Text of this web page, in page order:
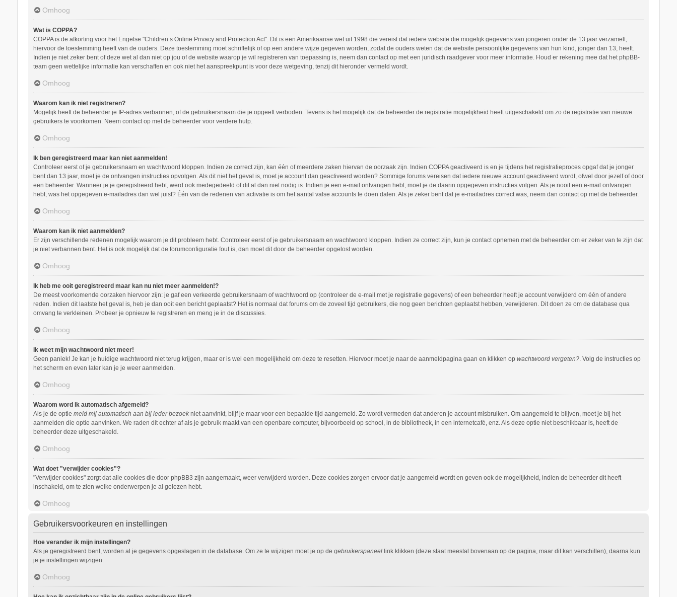
Omhoog
Wat is COPPA?
COPPA is de afkorting voor het Engelse "Children’s Online Privacy and Protection Act". Dit is een Amerikaanse wet uit 1998 die vereist dat iedere website die mogelijk gegevens van jongeren onder de 13 jaar verzamelt,
hiervoor de toestemming heeft van de ouders. Deze toestemming moet schriftelijk of op een andere wijze gegeven worden, zodat de ouders weten dat de website persoonlijke gegevens van hun kind, jonger dan 13, heeft.
Indien je niet zeker bent of deze wet al dan niet op jou of de website waarop je wil registreren van toepassing is, neem dan contact op met een juridisch raadgever voor meer informatie. Houd er rekening mee dat het phpBB-
team geen wettelijke informatie kan verschaffen en ook niet het aanspreekpunt is voor deze wetgeving, tenzij dit hieronder vermeld wordt.
Omhoog
Waarom kan ik niet registreren?
Mogelijk heeft de beheerder je IP-adres verbannen, of de gebruikersnaam die je opgeeft verboden. Tevens is het mogelijk dat de beheerder de registratie mogelijkheid heeft uitgeschakeld om zo de registratie van nieuwe
gebruikers te voorkomen. Neem contact op met de beheerder voor verdere hulp.
Omhoog
Ik ben geregistreerd maar kan niet aanmelden!
Controleer eerst of je gebruikersnaam en wachtwoord kloppen. Indien ze correct zijn, kan één of meerdere zaken hiervan de oorzaak zijn. Indien COPPA geactiveerd is en je tijdens het registratieproces opgaf dat je jonger
bent dan 13 jaar, moet je de ontvangen instructies opvolgen. Als dit niet het geval is, moet je account dan geactiveerd worden? Sommige forums vereisen dat iedere nieuwe account geactiveerd wordt, ofwel door jezelf of door
een beheerder. Wanneer je je geregistreerd hebt, werd ook medegedeeld of dit al dan niet nodig is. Indien je een e-mail ontvangen hebt, moet je de daarin opgegeven instructies volgen. Als je nooit een e-mail ontvangen
hebt, was het opgegeven e-mailadres dan wel juist? Één van de redenen van activatie is om het aantal valse accounts te doen dalen. Als je zeker bent dat je e-mailadres correct was, neem dan contact op met de beheerder.
Omhoog
Waarom kan ik niet aanmelden?
Er zijn verschillende redenen mogelijk waarom je dit probleem hebt. Controleer eerst of je gebruikersnaam en wachtwoord kloppen. Indien ze correct zijn, kun je contact opnemen met de beheerder om er zeker van te zijn dat
je niet verbannen bent. Het is ook mogelijk dat de forumconfiguratie fout is, dan moet dit door de beheerder opgelost worden.
Omhoog
Ik heb me ooit geregistreerd maar kan nu niet meer aanmelden!?
De meest voorkomende oorzaken hiervoor zijn: je gaf een verkeerde gebruikersnaam of wachtwoord op (controleer de e-mail met je registratie gegevens) of een beheerder heeft je account verwijderd om één of andere
reden. Indien dit laatste het geval is, heb je dan ooit een bericht geplaatst? Het is normaal dat forums om de zoveel tijd gebruikers, die nog geen berichten geplaatst hebben, verwijderen. Dit doen ze om de database qua
omvang te verkleinen. Probeer je opnieuw te registreren en meng je in de discussies.
Omhoog
Ik weet mijn wachtwoord niet meer!
Geen paniek! Je kan je huidige wachtwoord niet terug krijgen, maar er is wel een mogelijkheid om deze te resetten. Hiervoor moet je naar de aanmeldpagina gaan en klikken op wachtwoord vergeten?. Volg de instructies op
het scherm en even later kan je je weer aanmelden.
Omhoog
Waarom word ik automatisch afgemeld?
Als je de optie meld mij automatisch aan bij ieder bezoekniet aanvinkt, blijf je maar voor een bepaalde tijd aangemeld. Zo wordt vermeden dat anderen je account misbruiken. Om aangemeld te blijven, moet je bij het
aanmelden die optie aanvinken. We raden dit echter af als je gebruik maakt van een openbare computer, bijvoorbeeld op school, in de bibliotheek, in een internetcafé, enz. Als deze optie niet beschikbaar is, heeft de
beheerder deze uitgeschakeld.
Omhoog
Wat doet "verwijder cookies"?
"Verwijder cookies" zorgt dat alle cookies die door phpBB3 zijn aangemaakt, weer verwijderd worden. Deze cookies zorgen ervoor dat je aangemeld wordt en geven ook de mogelijkheid, indien de beheerder dit heeft
inschakeld, om te zien welke onderwerpen je al gelezen hebt.
Omhoog
Gebruikersvoorkeuren en instellingen
Hoe verander ik mijn instellingen?
Als je geregistreerd bent, worden al je gegevens opgeslagen in de database. Om ze te wijzigen moet je op de gebruikerspaneellink klikken (deze staat meestal bovenaan op de pagina, maar dit kan verschillen), daarna kun
je je instellingen wijzigen.
Omhoog